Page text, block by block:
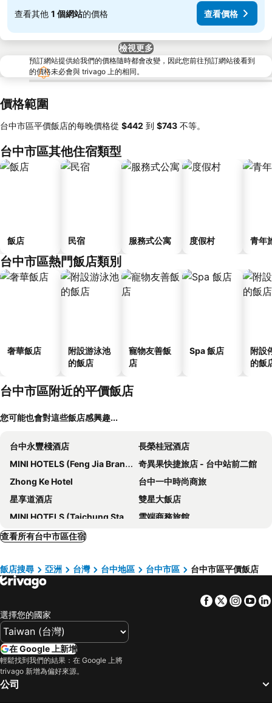
查看其他 1 個網站的價格 查看價格
檢視更多
預訂網站提供給我們的價格隨時都會改變，因此您前往預訂網站後看到
的價格未必會與 trivago 上的相同。
價格範圍
台中市區平價飯店的每晚價格從 ‎$442 到 ‎$743 不等。
台中市區其他住宿類型
飯店 民宿 服務式公寓 度假村 青年
台中市區熱門飯店類別
奢華飯店
附設游泳池
的飯店
寵物友善飯
店
Spa 飯店
附設
的飯
台中市區附近的平價飯店
您可能也會對這些飯店感興趣...
台中永豐棧酒店
長榮桂冠酒店
MINI HOTELS (Feng Jia Branch)
奇異果快捷旅店 - 台中站前二館
Zhong Ke Hotel
台中一中時尚商旅
星享道酒店
雙星大飯店
MINI HOTELS (Taichung Station Branch)
雲端商務旅館
Shunxi Time Hotel (Hongshan Lake Gufu Street)
台中林酒店
KUN Tour Hotel
奇異果快捷旅店
三好行旅
清新溫泉飯店
53 Hotel
Raise Hotel Taichung
查看所有台中市區住宿
飯店搜尋 亞洲 台灣 台中地區 台中市區 台中市區平價飯店
Facebook
Twitter
選擇您的國家
在 Google 上新增
輕鬆找到我們的結果：在 Google 上將
trivago 新增為偏好來源。
公司